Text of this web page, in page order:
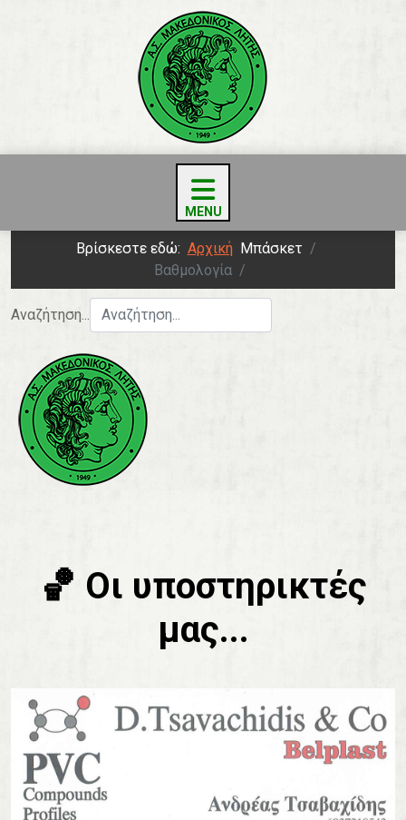
Βρίσκεστε εδώ: Αρχική Μπάσκετ
Βαθμολογία
Αναζήτηση...
🏀 Οι υποστηρικτές
μας...